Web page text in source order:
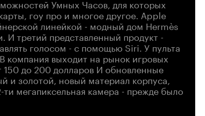
Умных Часов, для которых
гоу про и многое другое. Apple
линейкой - модный дом Hermès
И третий представленный продукт -
голосом - с помощью Siri. У пульта
компания выходит на рынок игровых
150 до 200 долларов И обновленные
и золотой, новый материал корпуса,
ти мегапиксельная камера - прежде было